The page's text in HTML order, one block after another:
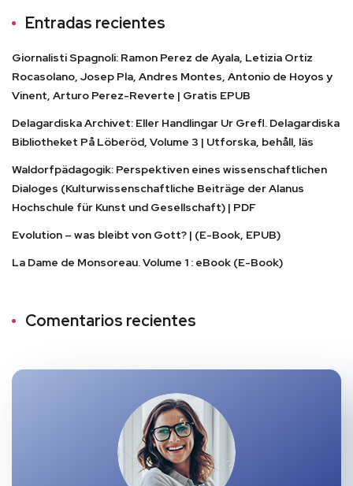
Entradas recientes
Giornalisti Spagnoli: Ramon Perez de Ayala, Letizia Ortiz
Rocasolano, Josep Pla, Andres Montes, Antonio de Hoyos y
Vinent, Arturo Perez-Reverte | Gratis EPUB
Delagardiska Archivet: Eller Handlingar Ur Grefl. Delagardiska
Bibliotheket På Löberöd, Volume 3 | Utforska, behåll, läs
Waldorfpädagogik: Perspektiven eines wissenschaftlichen
Dialoges (Kulturwissenschaftliche Beiträge der Alanus
Hochschule für Kunst und Gesellschaft) | PDF
Evolution – was bleibt von Gott? | (E-Book, EPUB)
La Dame de Monsoreau. Volume 1 : eBook (E-Book)
Comentarios recientes